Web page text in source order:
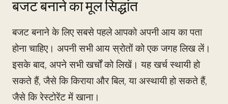
बजट बनाने का मूल सिद्धांत
बजट बनाने के लिए सबसे पहले आपको अपनी आय का पता
होना चाहिए। अपनी सभी आय स्रोतों को एक जगह लिख लें।
इसके बाद, अपने सभी खर्चों को लिखें। यह खर्च स्थायी हो
सकते हैं, जैसे कि किराया और बिल, या अस्थायी हो सकते हैं,
जैसे कि रेस्टोरेंट में खाना।